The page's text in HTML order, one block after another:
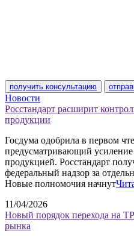
получить консультацию
Новости
Росстандарт расширит
продукции
Госдума одобрила в первом
предусматривающий
продукцией. Росстандарт
федеральный надзор за
Новые полномочия начнут
11/04/2026
Новый порядок перехода на
рынка